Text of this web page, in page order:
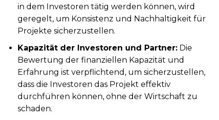
in dem Investoren tätig werden können, wird
geregelt, um Konsistenz und Nachhaltigkeit für
Projekte sicherzustellen.
Kapazität der Investoren und Partner:Die
Bewertung der finanziellen Kapazität und
Erfahrung ist verpflichtend, um sicherzustellen,
dass die Investoren das Projekt effektiv
durchführen können, ohne der Wirtschaft zu
schaden.